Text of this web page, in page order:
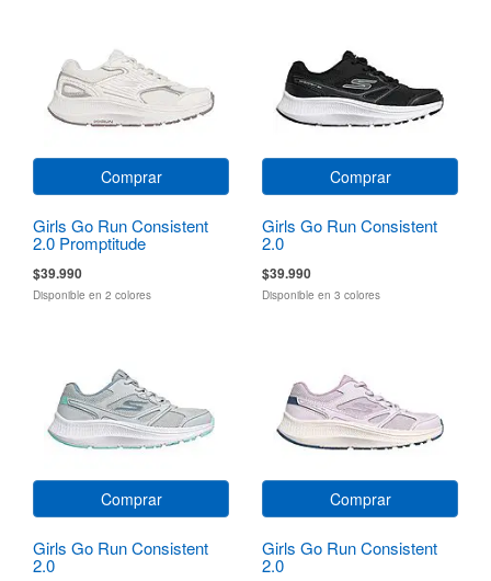
Comprar
Girls Go Run Consistent
2.0 Promptitude
$39.990
Disponible en 2 colores
Comprar
Girls Go Run Consistent
2.0
$39.990
Disponible en 3 colores
Comprar
Girls Go Run Consistent
2.0
Comprar
Girls Go Run Consistent
2.0